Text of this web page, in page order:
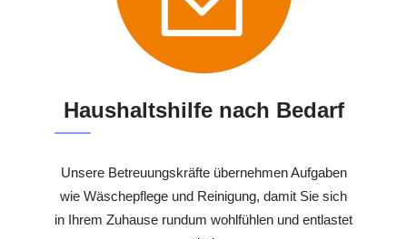
Haushaltshilfe nach Bedarf
Unsere Betreuungskräfte übernehmen Aufgaben
wie Wäschepflege und Reinigung, damit Sie sich
in Ihrem Zuhause rundum wohlfühlen und entlastet